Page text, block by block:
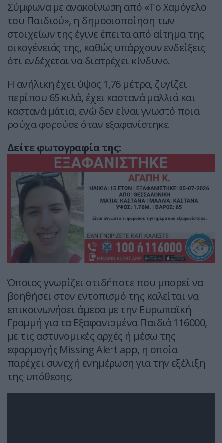
Σύμφωνα με ανακοίνωση από «Το Χαμόγελο
του Παιδιού», η δημοσιοποίηση των
στοιχείων της έγινε έπειτα από αίτημα της
οικογένειάς της, καθώς υπάρχουν ενδείξεις
ότι ενδέχεται να διατρέχει κίνδυνο.
Η ανήλικη έχει ύψος 1,76 μέτρα, ζυγίζει
περίπου 65 κιλά, έχει καστανά μαλλιά και
καστανά μάτια, ενώ δεν είναι γνωστό ποια
ρούχα φορούσε όταν εξαφανίστηκε.
Δείτε φωτογραφία της:
Όποιος γνωρίζει οτιδήποτε που μπορεί να
βοηθήσει στον εντοπισμό της καλείται να
επικοινωνήσει άμεσα με την Ευρωπαϊκή
Γραμμή για τα Εξαφανισμένα Παιδιά 116000,
με τις αστυνομικές αρχές ή μέσω της
εφαρμογής Missing Alert app, η οποία
παρέχει συνεχή ενημέρωση για την εξέλιξη
της υπόθεσης.